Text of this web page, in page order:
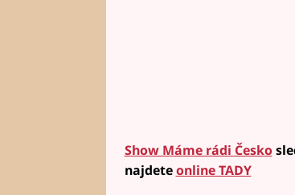
Show Máme rádi Česko
najdeteonline TADY